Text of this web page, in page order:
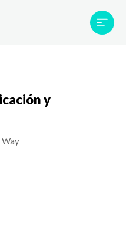
Proyectos
Testimonios
y